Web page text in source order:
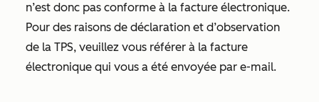
n’est donc pas conforme à la facture électronique.
Pour des raisons de déclaration et d’observation
de la TPS, veuillez vous référer à la facture
électronique qui vous a été envoyée par e-mail.